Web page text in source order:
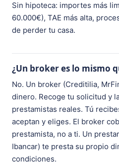
Sin hipoteca: importes más
60.000€), TAE más alta,
de perder tu casa.
¿Un broker es lo mismo
No. Un broker (Creditilia,
dinero. Recoge tu solicitud y
prestamistas reales. Tú
aceptan y eliges. El broker
prestamista, no a ti. Un
Ibancar) te presta su propio
condiciones.